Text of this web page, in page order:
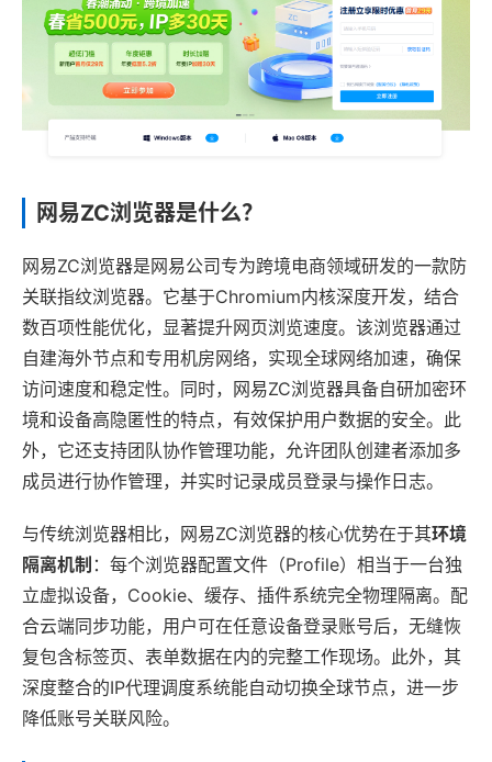
网易ZC浏览器是什么？
网易ZC浏览器是网易公司专为跨境电商领域研发的一款防
关联指纹浏览器。它基于Chromium内核深度开发，结合
数百项性能优化，显著提升网页浏览速度。该浏览器通过
自建海外节点和专用机房网络，实现全球网络加速，确保
访问速度和稳定性。同时，网易ZC浏览器具备自研加密环
境和设备高隐匿性的特点，有效保护用户数据的安全。此
外，它还支持团队协作管理功能，允许团队创建者添加多
成员进行协作管理，并实时记录成员登录与操作日志。
与传统浏览器相比，网易ZC浏览器的核心优势在于其环境
隔离机制 ：每个浏览器配置文件（Profile）相当于一台独
立虚拟设备，Cookie、缓存、插件系统完全物理隔离。配
合云端同步功能，用户可在任意设备登录账号后，无缝恢
复包含标签页、表单数据在内的完整工作现场。此外，其
深度整合的IP代理调度系统能自动切换全球节点，进一步
降低账号关联风险。